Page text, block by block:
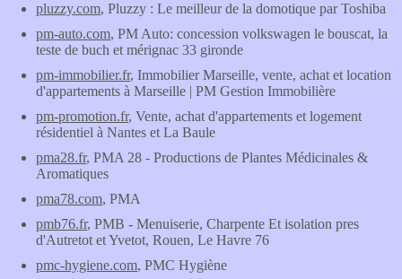
pluzzy.com, Pluzzy : Le meilleur de la domotique par Toshiba
pm-auto.com, PM Auto: concession volkswagen le bouscat, la
teste de buch et mérignac 33 gironde
pm-immobilier.fr, Immobilier Marseille, vente, achat et location
d'appartements à Marseille | PM Gestion Immobilière
pm-promotion.fr, Vente, achat d'appartements et logement
résidentiel à Nantes et La Baule
pma28.fr, PMA 28 - Productions de Plantes Médicinales &
Aromatiques
pma78.com, PMA
pmb76.fr, PMB - Menuiserie, Charpente Et isolation pres
d'Autretot et Yvetot, Rouen, Le Havre 76
pmc-hygiene.com, PMC Hygiène